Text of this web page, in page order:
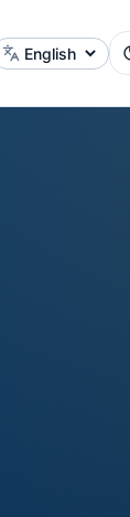
Change